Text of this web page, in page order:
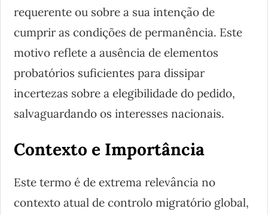
requerente ou sobre a sua intenção de
cumprir as condições de permanência. Este
motivo reflete a ausência de elementos
probatórios suficientes para dissipar
incertezas sobre a elegibilidade do pedido,
salvaguardando os interesses nacionais.
Contexto e Importância
Este termo é de extrema relevância no
contexto atual de controlo migratório global,